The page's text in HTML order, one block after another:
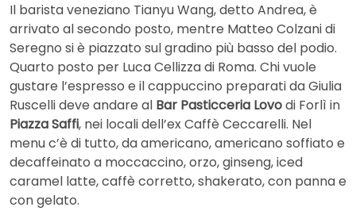
Il barista veneziano Tianyu Wang, detto Andrea, è
arrivato al secondo posto, mentre Matteo Colzani di
Seregno si è piazzato sul gradino più basso del podio.
Quarto posto per Luca Cellizza di Roma. Chi vuole
gustare l’espresso e il cappuccino preparati da Giulia
Ruscelli deve andare al Bar Pasticceria Lovodi Forlì in
Piazza Saffi, nei locali dell’ex Caffè Ceccarelli. Nel
menu c’è di tutto, da americano, americano soffiato e
decaffeinato a moccaccino, orzo, ginseng, iced
caramel latte, caffè corretto, shakerato, con panna e
con gelato.